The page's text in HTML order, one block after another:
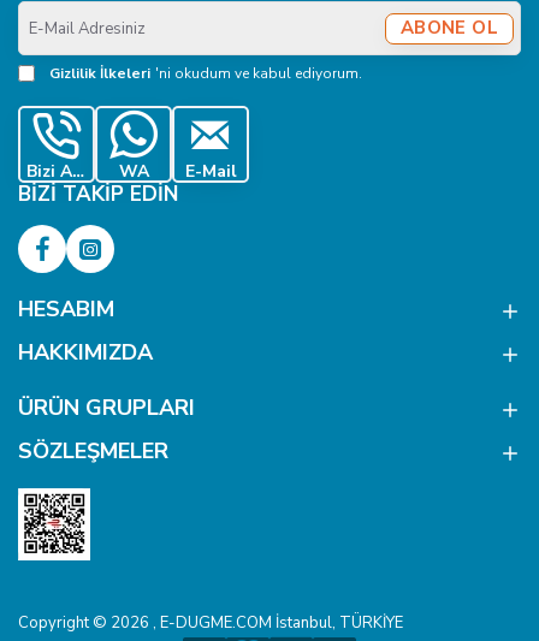
E-
Mail
Adresiniz
ABONE OL
Gizlilik İlkeleri 'ni okudum ve kabul ediyorum.
Bizi Ara WA E-Mail
BIZI TAKIP EDIN
HESABIM
HAKKIMIZDA
ÜRÜN GRUPLARI
SÖZLEŞMELER
Copyright © 2026 , E-DUGME.COM İstanbul, TÜRKİYE